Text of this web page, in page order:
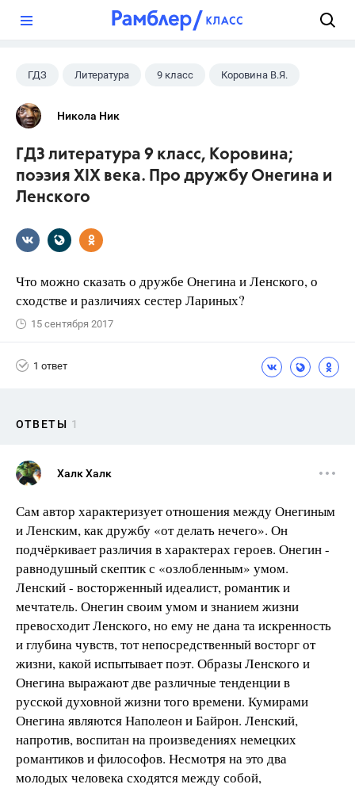
ГДЗ Литература 9 класс Коровина В.Я.
Никола Ник
ГДЗ литература 9 класс, Коровина;
поэзия XIX века. Про дружбу Онегина и
Ленского
Что можно сказать о дружбе Онегина и Ленского, о
сходстве и различиях сестер Лариных?
15 сентября 2017
1 ответ
ОТВЕТЫ 1
Халк Халк
Сам автор характеризует отношения между Онегиным
и Ленским, как дружбу «от делать нечего». Он
подчёркивает различия в характерах героев. Онегин -
равнодушный скептик с «озлобленным» умом.
Ленский - восторженный идеалист, романтик и
мечтатель. Онегин своим умом и знанием жизни
превосходит Ленского, но ему не дана та искренность
и глубина чувств, тот непосредственный восторг от
жизни, какой испытывает поэт. Образы Ленского и
Онегина выражают две различные тенденции в
русской духовной жизни того времени. Кумирами
Онегина являются Наполеон и Байрон. Ленский,
напротив, воспитан на произведениях немецких
романтиков и философов. Несмотря на это два
молодых человека сходятся между собой,